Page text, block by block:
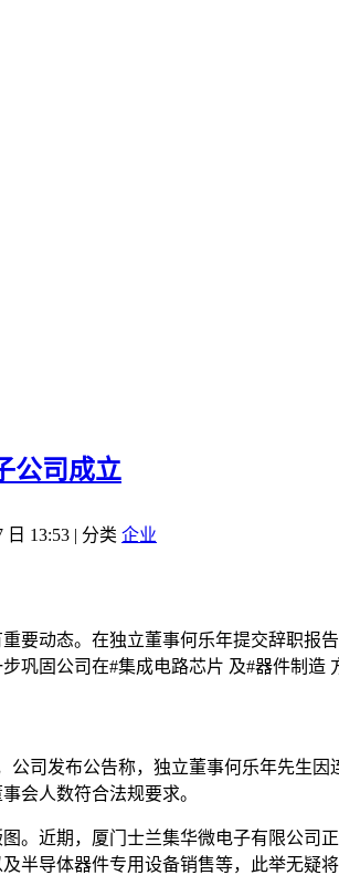
公司成立
日 13:53 | 分类 企业
要动态。在独立董事何乐年提交辞职
巩固公司在#集成电路芯片 及#器件制造
公司发布公告称，独立董事何乐年先生
会人数符合法规要求。
。近期，厦门士兰集华微电子有限公司
半导体器件专用设备销售等，此举无疑